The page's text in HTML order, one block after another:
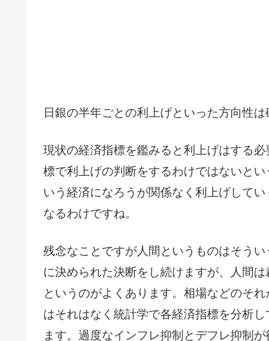
日銀の半年ごとの利上げといった方向性は
現状の経済指標を鑑みると利上げはする
標で利上げの判断をするわけではないと
いう経済になろうが関係なく利上げして
なるわけですね。
残念なことですが人間というものはそう
に決められた決断をし続けますが、人間
というのがよくあります。相場などのそ
はそれはなく統計学で各経済指標を分析
ます。過度なインフレ抑制とデフレ抑制